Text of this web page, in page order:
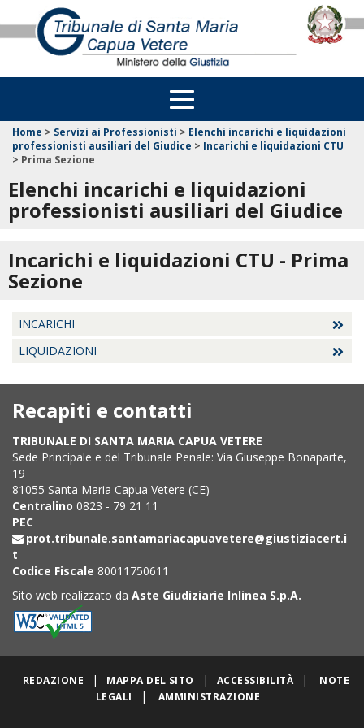
Home > Servizi ai Professionisti > Elenchi incarichi e liquidazioni
professionisti ausiliari del Giudice > Incarichi e liquidazioni CTU
> Prima Sezione
Elenchi incarichi e liquidazioni
professionisti ausiliari del Giudice
Incarichi e liquidazioni CTU - Prima
Sezione
INCARICHI
LIQUIDAZIONI
Recapiti e contatti
TRIBUNALE DI SANTA MARIA CAPUA VETERE
Sede Principale e del Tribunale Penale: Via Giuseppe Bonaparte,
19
81055 Santa Maria Capua Vetere (CE)
Centralino 0823 - 79 21 11
PEC
prot.tribunale.santamariacapuavetere@giustiziacert.i
t
Codice Fiscale 80011750611
Sito web realizzato da Aste Giudiziarie Inlinea S.p.A.
REDAZIONE | MAPPA DEL SITO | ACCESSIBILITÀ |
NOTE
LEGALI
| AMMINISTRAZIONE